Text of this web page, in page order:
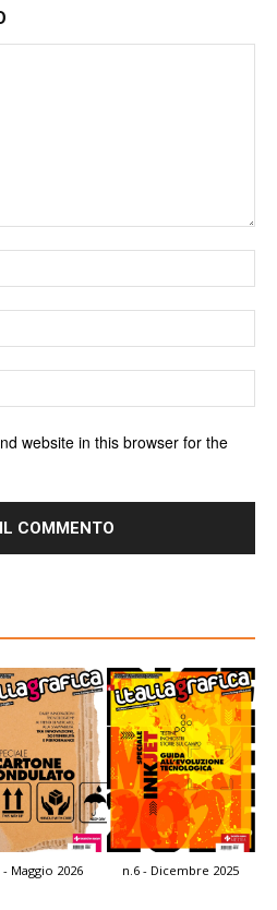
website in this browser for the
- Maggio 2026 n.6 - Dicembre 2025